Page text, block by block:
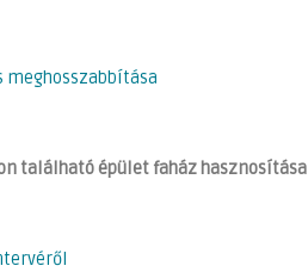
található épület faház hasznosítása